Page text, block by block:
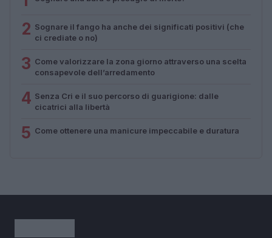
2 Sognare il fango ha anche dei significati positivi (che
ci crediate o no)
3 Come valorizzare la zona giorno attraverso una scelta
consapevole dell’arredamento
4 Senza Cri e il suo percorso di guarigione: dalle
cicatrici alla libertà
5 Come ottenere una manicure impeccabile e duratura